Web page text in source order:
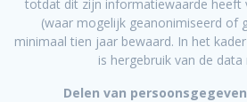
totdat dit zijn informatiewaarde heeft
(waar mogelijk geanonimiseerd of
minimaal tien jaar bewaard. In het
is hergebruik van de data
Delen van